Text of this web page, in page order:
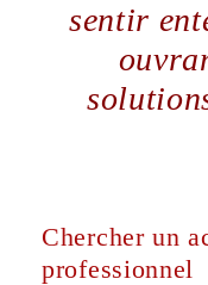
sentir
Chercher un
professionnel